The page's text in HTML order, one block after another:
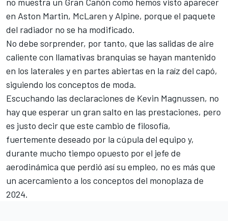
en Aston Martin, McLaren y Alpine, porque el paquete
del radiador no se ha modificado.
No debe sorprender, por tanto, que las salidas de aire
caliente con llamativas branquias se hayan mantenido
en los laterales y en partes abiertas en la raíz del capó,
siguiendo los conceptos de moda.
Escuchando las declaraciones de Kevin Magnussen, no
hay que esperar un gran salto en las prestaciones, pero
es justo decir que este cambio de filosofía,
fuertemente deseado por la cúpula del equipo y,
durante mucho tiempo opuesto por el jefe de
aerodinámica que perdió así su empleo, no es más que
un acercamiento a los conceptos del monoplaza de
2024.